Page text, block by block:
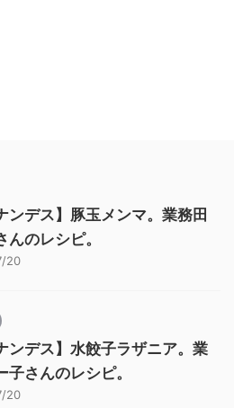
ンデス】豚玉メンマ。業務田
んのレシピ。
20
ンデス】水餃子ラザニア。業
子さんのレシピ。
20